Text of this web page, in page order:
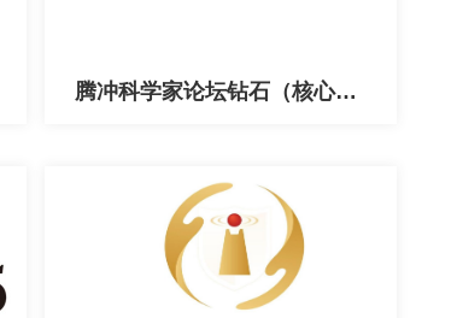
腾冲科学家论坛钻石（核心）合作伙伴